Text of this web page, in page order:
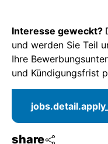
Interesse geweckt?
und werden Sie Teil
Ihre
und Kündigungsfrist
share